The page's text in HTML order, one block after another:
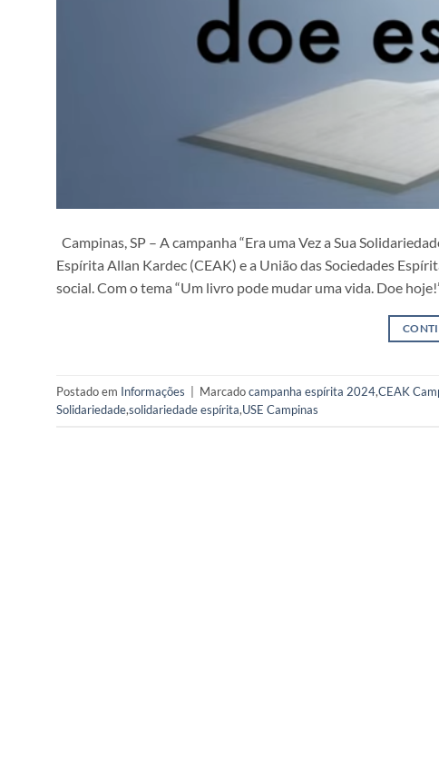
Campinas, SP – A campanha “Era uma Vez a Sua
Espírita Allan Kardec (CEAK) e a União das Sociedades
social. Com o tema “Um livro pode mudar uma vida. Doe
Postado em Informações Marcadocampanha espírita 2024,CEAK
Solidariedade,solidariedade espírita,USE Campinas